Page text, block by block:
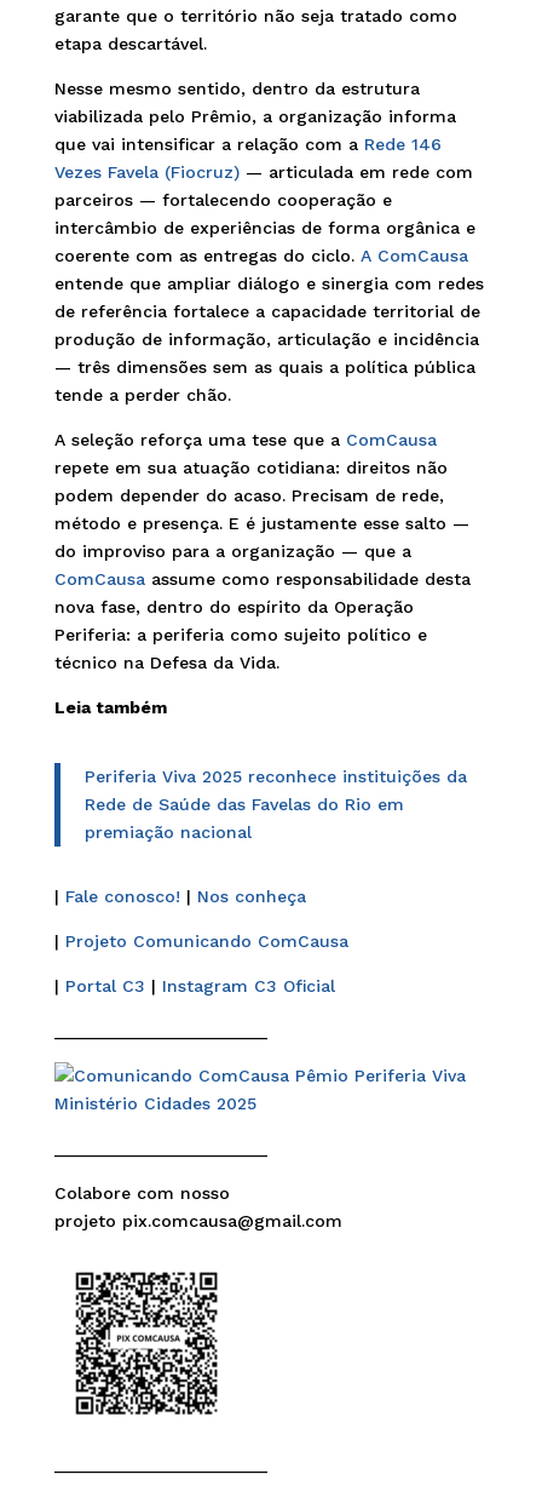
garante que o território não seja tratado como
etapa descartável.
Nesse mesmo sentido, dentro da estrutura
viabilizada pelo Prêmio, a organização informa
que vai intensificar a relação com a Rede 146
Vezes Favela (Fiocruz)— articulada em rede com
parceiros — fortalecendo cooperação e
intercâmbio de experiências de forma orgânica e
coerente com as entregas do ciclo. A ComCausa
entende que ampliar diálogo e sinergia com redes
de referência fortalece a capacidade territorial de
produção de informação, articulação e incidência
— três dimensões sem as quais a política pública
tende a perder chão.
A seleção reforça uma tese que aComCausa
repete em sua atuação cotidiana: direitos não
podem depender do acaso. Precisam de rede,
método e presença. E é justamente esse salto —
do improviso para a organização — que a
ComCausaassume como responsabilidade desta
nova fase, dentro do espírito da Operação
Periferia: a periferia como sujeito político e
técnico na Defesa da Vida.
Leia também
Periferia Viva 2025 reconhece instituições da
Rede de Saúde das Favelas do Rio em
premiação nacional
| Fale conosco! | Nos conheça
| Projeto Comunicando ComCausa
| Portal C3 | Instagram C3 Oficial
Colabore com nosso
projeto pix.comcausa@gmail.com